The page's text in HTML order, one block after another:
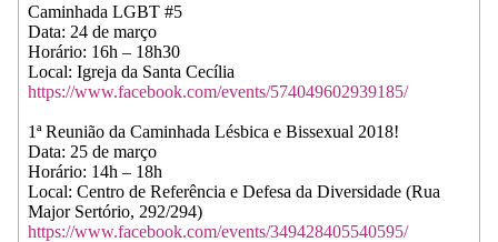
Caminhada LGBT #5
Data: 24 de março
Horário: 16h – 18h30
Local: Igreja da Santa Cecília
https://www.facebook.com/events/574049602939185/
1ª Reunião da Caminhada Lésbica e Bissexual 2018!
Data: 25 de março
Horário: 14h – 18h
Local: Centro de Referência e Defesa da Diversidade (Rua
Major Sertório, 292/294)
https://www.facebook.com/events/349428405540595/